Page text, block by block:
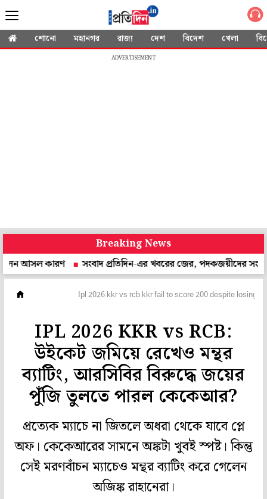
শোনো মহানগর রাজ্য দেশ বিদেশ খেলা
ADVERTISEMENT
Breaking News
কারণ
সংবাদ প্রতিদিন-এর খবরের জের, পদকজয়ীদের সংবর্ধনা দেবে
Ipl 2026 kkr vs rcb kkr fail to score 200 despite losing
IPL 2026 KKR vs RCB:
উইকেট জমিয়ে রেখেও মন্থর
ব্যাটিং, আরসিবির বিরুদ্ধে জয়ের
পুঁজি তুলতে পারল কেকেআর?
প্রত্যেক ম্যাচে না জিতলে অধরা থেকে যাবে প্লে
অফ। কেকেআরের সামনে অঙ্কটা খুবই স্পষ্ট। কিন্তু
সেই মরণবাঁচন ম্যাচেও মন্থর ব্যাটিং করে গেলেন
অজিঙ্ক রাহানেরা।